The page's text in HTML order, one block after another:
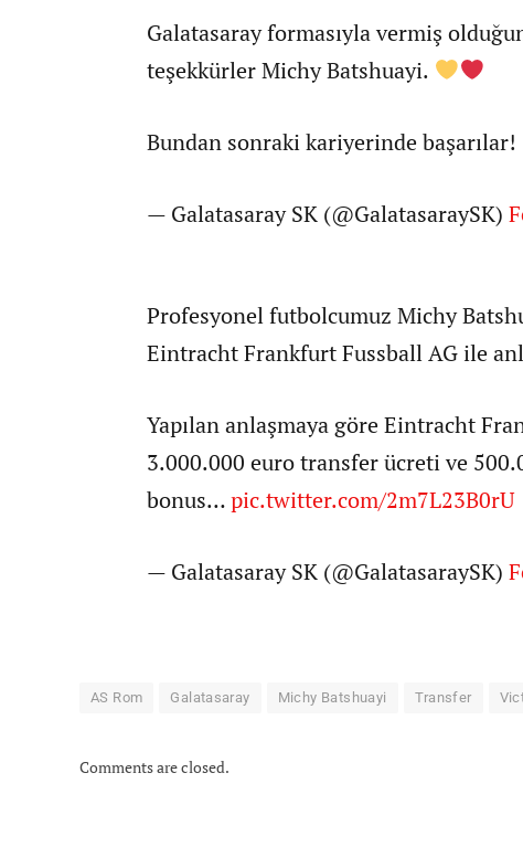
Galatasaray formasıyla vermiş
teşekkürler Michy Batshuayi.
Bundan sonraki kariyerinde başarılar!
— Galatasaray SK (@GalatasaraySK)
Profesyonel futbolcumuz Michy
Eintracht Frankfurt Fussball AG ile
Yapılan anlaşmaya göre Eintracht
3.000.000 euro transfer ücreti ve
bonus…pic.twitter.com/2m7L23B0rU
— Galatasaray SK (@GalatasaraySK)
AS Rom Galatasaray Michy Batshuayi Transfer
Comments are closed.